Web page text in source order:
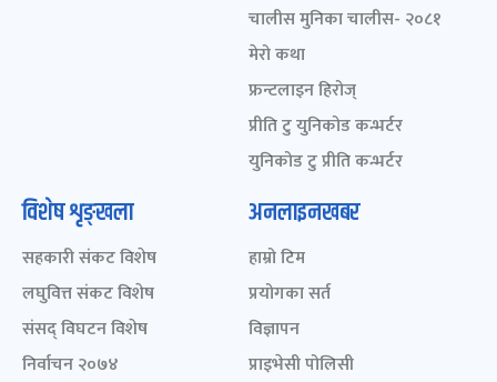
चालीस मुनिका चालीस- २०८१
मेरो कथा
फ्रन्टलाइन हिरोज्
प्रीति टु युनिकोड कन्भर्टर
युनिकोड टु प्रीति कन्भर्टर
विशेष शृङ्खला
सहकारी संकट विशेष
लघुवित्त संकट विशेष
संसद् विघटन विशेष
निर्वाचन २०७४
अनलाइनखबर
हाम्रो टिम
प्रयोगका सर्त
विज्ञापन
प्राइभेसी पोलिसी